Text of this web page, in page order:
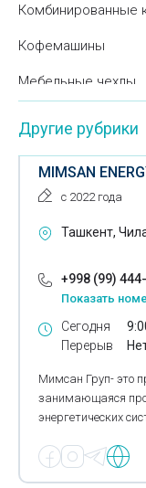
Комбинированные
Кофемашины
Мебельные чехлы
Мусорные
Подарочные
Подъемно-
Поливочные шланги
Постельное бельё
Постельные
Проездные
Роллетные ворота
Другие рубрики
MIMSAN
с 2022 года
Ташкент,
+998 (99)
Показать
Сегодня
Перерыв
Мимсан Груп- это
занимающаяся
энергетических